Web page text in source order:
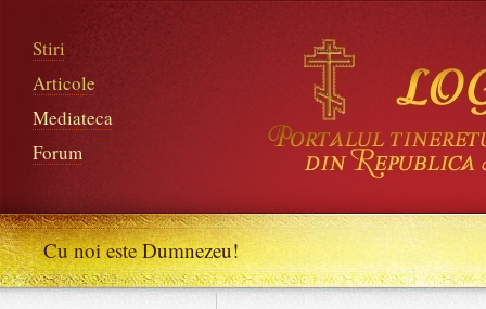
Stiri
Articole
Mediateca
Forum
Cu noi este Dumnezeu!